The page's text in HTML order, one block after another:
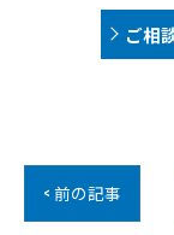
ご相
< 前の記事